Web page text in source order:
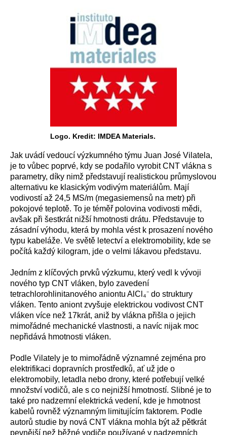
Logo. Kredit: IMDEA Materials.
Jak uvádí vedoucí výzkumného týmu Juan José Vilatela,
je to vůbec poprvé, kdy se podařilo vyrobit CNT vlákna s
parametry, díky nimž představují realistickou průmyslovou
alternativu ke klasickým vodivým materiálům. Mají
vodivostí až 24,5 MS/m (megasiemensů na metr) při
pokojové teplotě. To je téměř polovina vodivosti mědi,
avšak při šestkrát nižší hmotnosti drátu. Představuje to
zásadní výhodu, která by mohla vést k prosazení nového
typu kabeláže. Ve světě letectví a elektromobility, kde se
počítá každý kilogram, jde o velmi lákavou představu.
Jedním z klíčových prvků výzkumu, který vedl k vývoji
nového typ CNT vláken, bylo zavedení
tetrachlorohlinitanového aniontu AlCl₄⁻ do struktury
vláken. Tento aniont zvyšuje elektrickou vodivost CNT
vláken více než 17krát, aniž by vlákna přišla o jejich
mimořádné mechanické vlastnosti, a navíc nijak moc
nepřidává hmotnosti vláken.
Podle Vilately je to mimořádně významné zejména pro
elektrifikaci dopravních prostředků, ať už jde o
elektromobily, letadla nebo drony, které potřebují velké
množství vodičů, ale s co nejnižší hmotností. Slibné je to
také pro nadzemní elektrická vedení, kde je hmotnost
kabelů rovněž významným limitujícím faktorem. Podle
autorů studie by nová CNT vlákna mohla být až pětkrát
pevnější než běžné vodiče používané v nadzemních